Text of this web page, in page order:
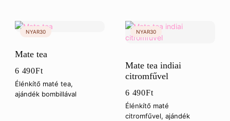
Mate tea
6 490Ft
Élénkítő maté tea,
ajándék bombillával
Mate tea indiai
citromfűvel
6 490Ft
Élénkítő maté
citromfűvel, ajándék